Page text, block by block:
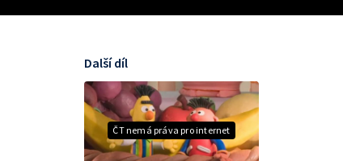
ČT nemá práva pro internet
Další díl